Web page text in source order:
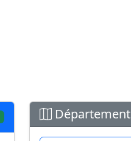
Département